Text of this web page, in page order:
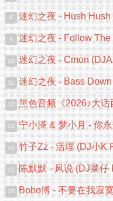
8
9
10
11
12
13
14
15
16